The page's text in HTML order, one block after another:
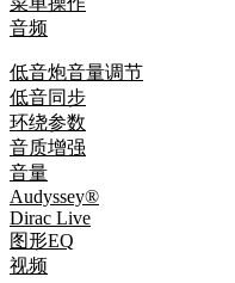
音频
低音炮音量调节
低音同步
环绕参数
音质增强
音量
Audyssey®
Dirac Live
图形EQ
视频